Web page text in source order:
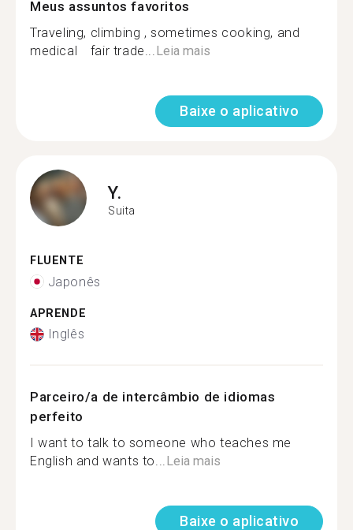
Meus assuntos favoritos
Traveling, climbing , sometimes cooking, and
medical fair trade...Leia mais
Baixe o aplicativo
Y.
Suita
FLUENTE
Japonês
APRENDE
Inglês
Parceiro/a de intercâmbio de idiomas
perfeito
I want to talk to someone who teaches me
English and wants to...Leia mais
Baixe o aplicativo